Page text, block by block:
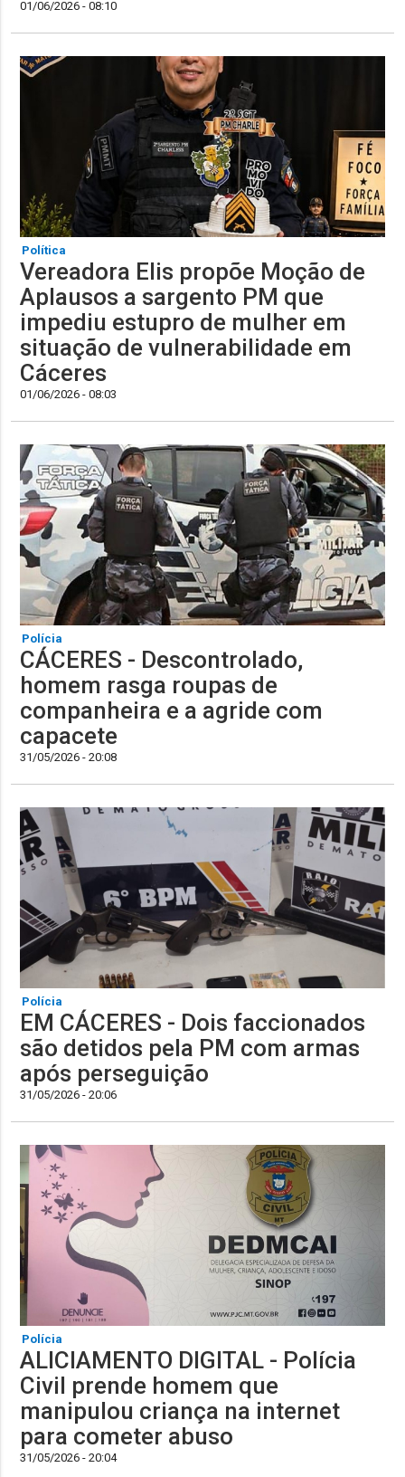
01/06/2026 - 08:10
Política
Vereadora Elis propõe Moção de
Aplausos a sargento PM que
impediu estupro de mulher em
situação de vulnerabilidade em
Cáceres
01/06/2026 - 08:03
Polícia
CÁCERES - Descontrolado,
homem rasga roupas de
companheira e a agride com
capacete
31/05/2026 - 20:08
Polícia
EM CÁCERES - Dois faccionados
são detidos pela PM com armas
após perseguição
31/05/2026 - 20:06
Polícia
ALICIAMENTO DIGITAL - Polícia
Civil prende homem que
manipulou criança na internet
para cometer abuso
31/05/2026 - 20:04